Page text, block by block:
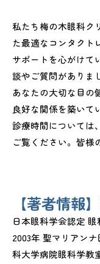
私たち梅の木眼科ク
た最適なコンタクト
サポートを心がけて
談やご質問がありま
あなたの大切な目の
良好な関係を築いて
診療時間については
ご覧ください。皆様
【著者情報
日本眼科学会認定 眼
2003年 聖マリアン
科大学病院眼科学教